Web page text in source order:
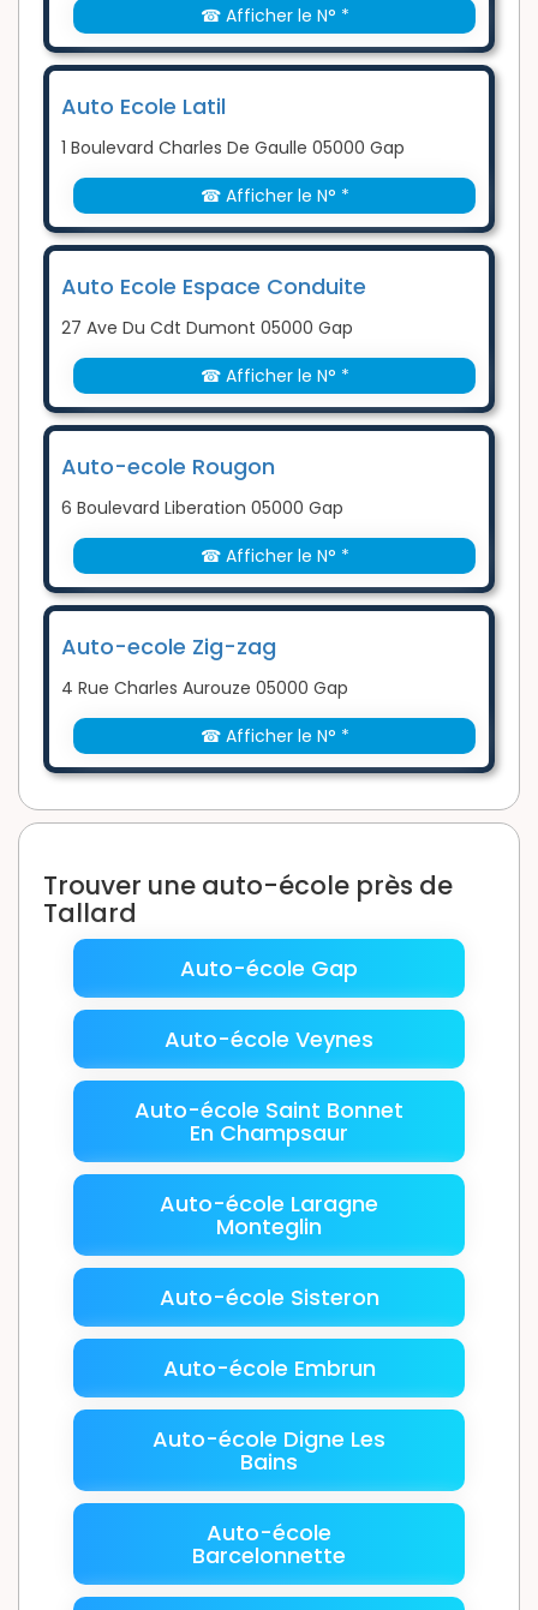
☎ Afficher le N° *
Auto Ecole Latil
1 Boulevard Charles De Gaulle 05000 Gap
☎ Afficher le N° *
Auto Ecole Espace Conduite
27 Ave Du Cdt Dumont 05000 Gap
☎ Afficher le N° *
Auto-ecole Rougon
6 Boulevard Liberation 05000 Gap
☎ Afficher le N° *
Auto-ecole Zig-zag
4 Rue Charles Aurouze 05000 Gap
☎ Afficher le N° *
Trouver une auto-école près de
Tallard
Auto-école Gap
Auto-école Veynes
Auto-école Saint Bonnet
En Champsaur
Auto-école Laragne
Monteglin
Auto-école Sisteron
Auto-école Embrun
Auto-école Digne Les
Bains
Auto-école
Barcelonnette